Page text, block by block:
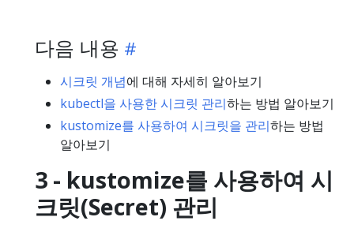
다음 내용
시크릿 개념에 대해 자세히 알아보기
kubectl을 사용한 시크릿 관리하는 방법 알아보기
kustomize를 사용하여 시크릿을 관리하는 방법
알아보기
3 - kustomize를 사용하여 시
크릿(Secret) 관리